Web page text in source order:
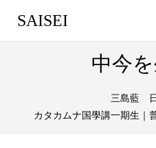
SAISEI
中今
三島藍
カタカムナ国學講一期生｜